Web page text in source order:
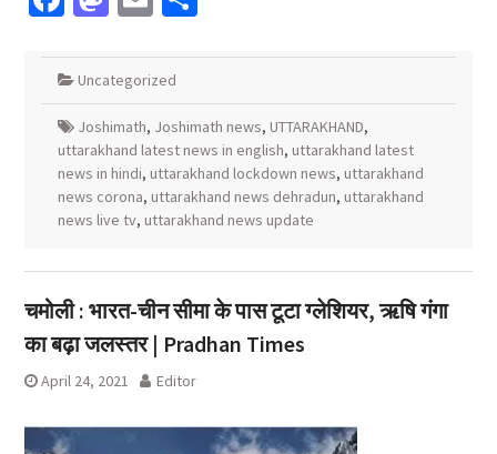
Uncategorized
Joshimath, Joshimath news, UTTARAKHAND,
uttarakhand latest news in english, uttarakhand latest
news in hindi, uttarakhand lockdown news, uttarakhand
news corona, uttarakhand news dehradun, uttarakhand
news live tv, uttarakhand news update
चमोली : भारत-चीन सीमा के पास टूटा ग्लेशियर, ऋषि गंगा
का बढ़ा जलस्तर | Pradhan Times
April 24, 2021 Editor